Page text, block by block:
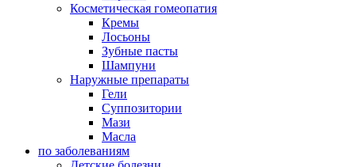
Косметическая гомеопатия
Кремы
Лосьоны
Зубные пасты
Шампуни
Наружные препараты
Гели
Суппозитории
Мази
Масла
по заболеваниям